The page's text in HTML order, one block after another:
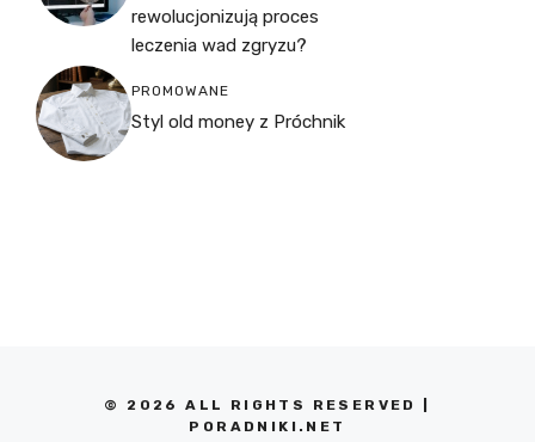
rewolucjonizują proces
leczenia wad zgryzu?
PROMOWANE
Styl old money z Próchnik
© 2026 ALL RIGHTS RESERVED |
PORADNIKI.NET